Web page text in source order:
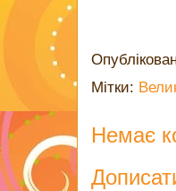
Мітки:
Немає